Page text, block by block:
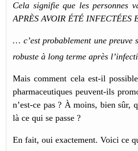
Cela signifie que les personnes
APRÈS AVOIR ÉTÉ INFECTÉES
… c’est probablement une preuve
robuste à long terme après
Mais comment cela est-il
pharmaceutiques peuvent-ils
n’est-ce pas ? À moins, bien sûr,
là ce qui se passe ?
En fait, oui exactement. Voici ce